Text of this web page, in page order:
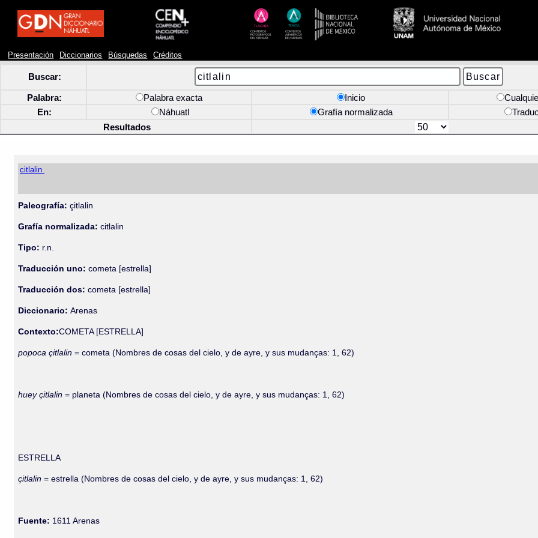
Presentación Diccionarios Búsquedas Créditos
Buscar:
Palabra: Palabra exacta Inicio
En:
Náhuatl Grafía normalizada
Resultados
citlalin
Paleografía: çitlalin
Grafía normalizada: citlalin
Tipo: r.n.
Traducción uno: cometa [estrella]
Traducción dos: cometa [estrella]
Diccionario:Arenas
Contexto:COMETA [ESTRELLA]
popoca çitlalin= cometa (Nombres de cosas del cielo, y de ayre, y sus mudanças: 1, 62)
huey çitlalin= planeta (Nombres de cosas del cielo, y de ayre, y sus mudanças: 1, 62)
ESTRELLA
çitlalin= estrella (Nombres de cosas del cielo, y de ayre, y sus mudanças: 1, 62)
Fuente: 1611 Arenas